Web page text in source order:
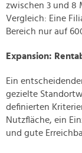
zwischen 3 und 8
Vergleich: Eine
Bereich nur auf
Expansion:
Ein
gezielte
definierten
Nutzfläche, ein
und gute